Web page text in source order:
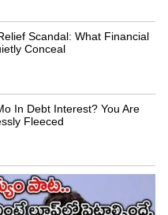
సంఘాలు నిర్ణయించాయి.
పెట్టుకుని కొన్ని
మాత్రమే అందుబాటులో
పెద్ద ఆసుపత్రులకు
అత్యవసర సేవల
గ్రామాలు, పట్టణాల్లో
ఒకటి లేదా రెండు
చేస్తున్నట్లు